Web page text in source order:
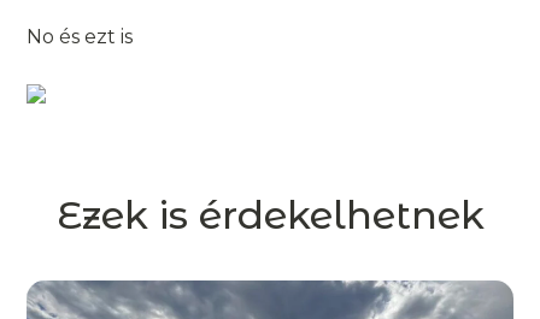
No és ezt is
Ezek is érdekelhetnek